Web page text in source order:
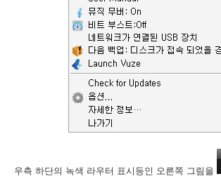
우측 하단의 녹색 라우터 표시등인 오른쪽 그림을